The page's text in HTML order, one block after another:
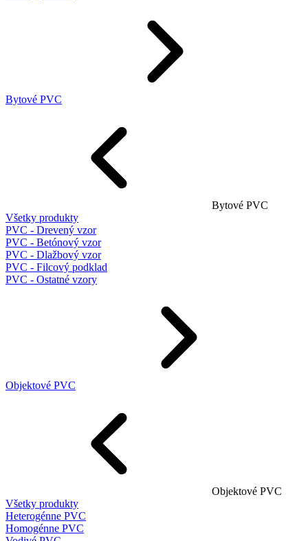
Bytové PVC
Bytové PVC
Všetky produkty
PVC - Drevený vzor
PVC - Betónový vzor
PVC - Dlažbový vzor
PVC - Filcový podklad
PVC - Ostatné vzory
Objektové PVC
Objektové PVC
Všetky produkty
Heterogénne PVC
Homogénne PVC